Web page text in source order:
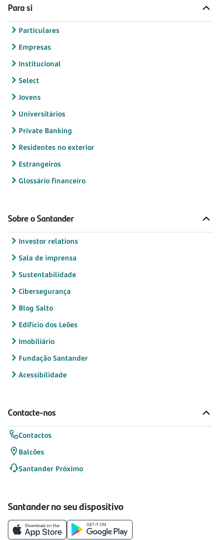
Para si
Particulares
Empresas
Institucional
Select
Jovens
Universitários
Private Banking
Residentes no exterior
Estrangeiros
Glossário financeiro
Sobre o Santander
Investor relations
Sala de imprensa
Sustentabilidade
Cibersegurança
Blog Salto
Edifício dos Leões
Imobiliário
Fundação Santander
Acessibilidade
Contacte-nos
Contactos
Balcões
Santander Próximo
Santander no seu dispositivo